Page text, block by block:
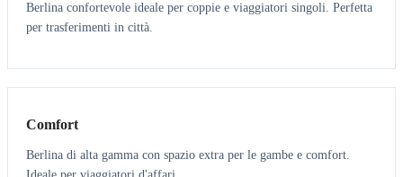
Berlina confortevole ideale per coppie e viaggiatori singoli. Perfetta
per trasferimenti in città.
3 3
Comfort
Berlina di alta gamma con spazio extra per le gambe e comfort.